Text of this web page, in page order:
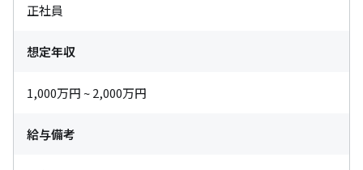
正社員
想定年収
1,000万円 ~ 2,000万円
給与備考